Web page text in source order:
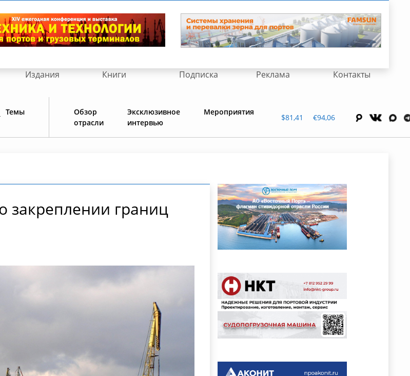
Издания Книги Подписка Реклама Контакты
Темы
Обзор
отрасли
Эксклюзивное
интервью
Мероприятия
$81,41 €94,06
закреплении границ